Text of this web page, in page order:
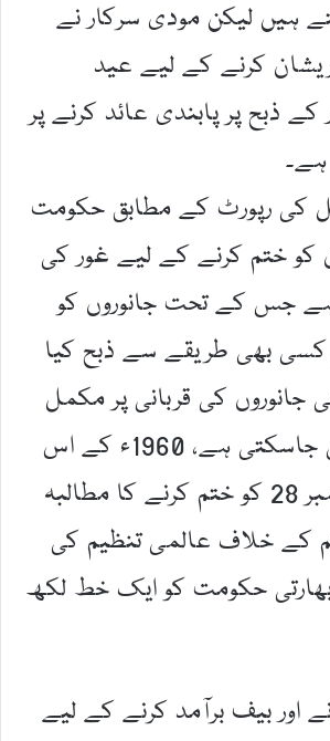
ہیں لیکن مودی سرکار نے
کرنے کے لیے عید
کے ذبح پر پابندی عائد کرنے پر
ہے۔
کی رپورٹ کے مطابق حکومت
کو ختم کرنے کے لیے غور کی
جس کے تحت جانوروں کو
کسی بھی طریقے سے ذبح کیا
جانوروں کی قربانی پر مکمل
پابندی عائد کی جاسکتی ہے، 1960ء کے اس
قانون کی شق نمبر 28 کو ختم کرنے کا مطالبہ
کے خلاف عالمی تنظیم کی
بھارتی حکومت کو ایک خط لکھ
اور بیف برآمد کرنے کے لیے